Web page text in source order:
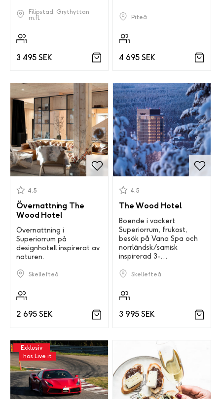
Filipstad, Grythyttan
m.fl.
3 495 SEK
Piteå
4 695 SEK
Övernattning The
Wood Hotel
4.5
Övernattning i
Superiorrum på
designhotell inspirerat av
naturen.
Skellefteå
2 695 SEK
The Wood Hotel
4.5
Boende i vackert
Superiorrum, frukost,
besök på Vana Spa och
norrländsk/samisk
inspirerad 3-
Skellefteå
3 995 SEK
Exklusiv
hos Live it